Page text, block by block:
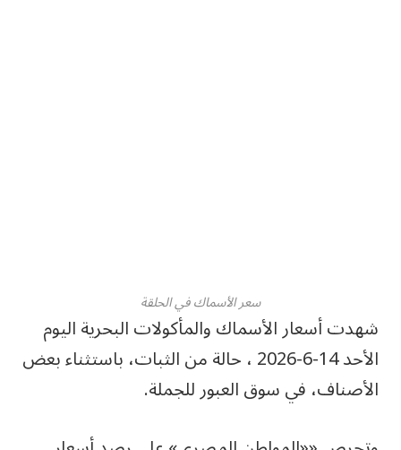
سعر الأسماك في الحلقة
شهدت أسعار الأسماك والمأكولات البحرية اليوم
الأحد 14-6-2026 ، حالة من الثبات، باستثناء بعض
الأصناف، في سوق العبور للجملة.